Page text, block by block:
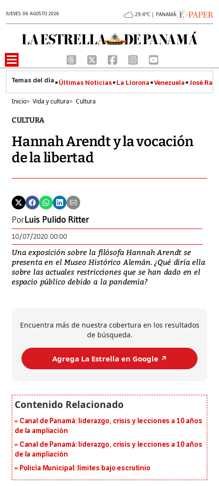
JUEVES 06 AGOSTO 2026 29.4°C | PANAMÁ
Últimas Noticias La Llorona Venezuela José
Inicio> Vida y cultura> Cultura
CULTURA
Hannah Arendt y la vocación
de la libertad
PorLuis Pulido Ritter
10/07/2020 00:00
Una exposición sobre la filósofa Hannah Arendt se
presenta en el Museo Histórico Alemán. ¿Qué diría ella
sobre las actuales restricciones que se han dado en el
espacio público debido a la pandemia?
Encuentra más de nuestra cobertura en los resultados
de búsqueda.
Agrega La Estrella en Google ↗️
Canal de Panamá: liderazgo, crisis y lecciones a 10 años
de la ampliación
Canal de Panamá: liderazgo, crisis y lecciones a 10 años
de la ampliación
Policía Municipal: límites bajo escrutinio